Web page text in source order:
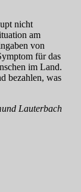
nicht
am
von
für das
im Land.
bezahlen, was
Lauterbach